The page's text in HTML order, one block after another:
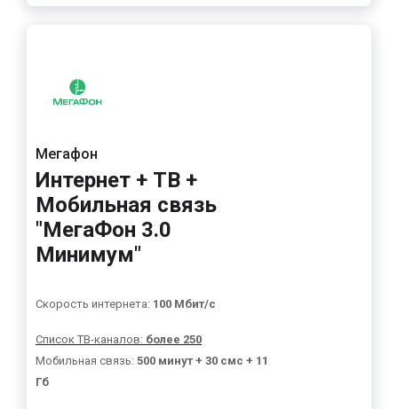
Мегафон
Интернет + ТВ +
Мобильная связь
"МегаФон 3.0
Минимум"
Скорость интернета: 100 Мбит/с
Список ТВ-каналов: более 250
Мобильная связь: 500 минут + 30 смс + 11
Гб